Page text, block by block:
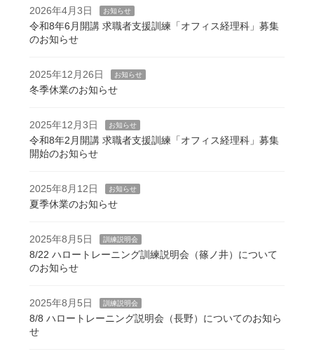
2026年4月3日 お知らせ
令和8年6月開講 求職者支援訓練「オフィス経理科」募集
のお知らせ
2025年12月26日 お知らせ
冬季休業のお知らせ
2025年12月3日 お知らせ
令和8年2月開講 求職者支援訓練「オフィス経理科」募集
開始のお知らせ
2025年8月12日 お知らせ
夏季休業のお知らせ
2025年8月5日 訓練説明会
8/22 ハロートレーニング訓練説明会（篠ノ井）について
のお知らせ
2025年8月5日 訓練説明会
8/8 ハロートレーニング説明会（長野）についてのお知ら
せ